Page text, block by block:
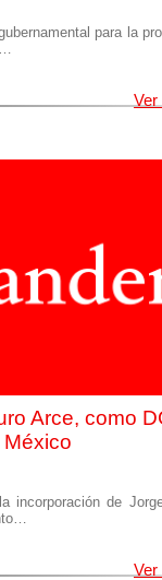
para la
Ver
Arce, como
incorporación de
Ver